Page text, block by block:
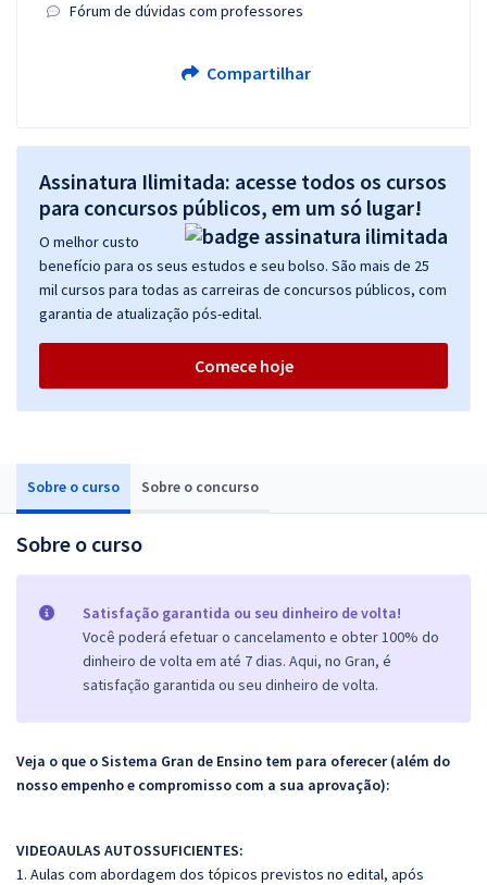
Sobre o curso Sobre o concurso
Sobre o curso
Satisfação garantida ou seu dinheiro de volta!
Você poderá efetuar o cancelamento e obter 100% do
dinheiro de volta em até 7 dias. Aqui, no Gran, é
satisfação garantida ou seu dinheiro de volta.
Veja o que o Sistema Gran de Ensino tem para oferecer (além do
nosso empenho e compromisso com a sua aprovação):
VIDEOAULAS AUTOSSUFICIENTES:
1. Aulas com abordagem dos tópicos previstos no edital, após
Fórum de dúvidas com professores
Compartilhar
Assinatura Ilimitada: acesse todos os cursos
para concursos públicos, em um só lugar!
O melhor custo
benefício para os seus estudos e seu bolso. São mais de 25
mil cursos para todas as carreiras de concursos públicos, com
garantia de atualização pós-edital.
Comece hoje